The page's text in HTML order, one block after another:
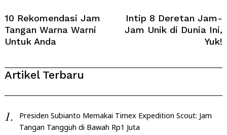
Navigation
10 Rekomendasi Jam
Tangan Warna Warni
Untuk Anda
Intip 8 Deretan Jam-
Jam Unik di Dunia Ini,
Yuk!
Artikel Terbaru
Presiden Subianto Memakai Timex Expedition Scout: Jam
Tangan Tangguh di Bawah Rp1 Juta